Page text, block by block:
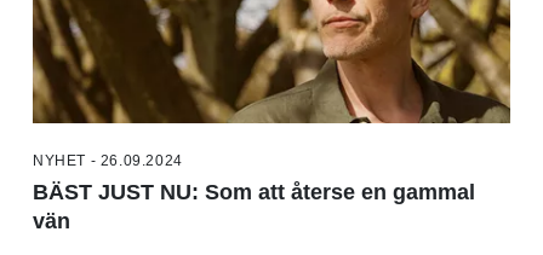
NYHET - 26.09.2024
BÄST JUST NU: Som att återse en gammal
vän